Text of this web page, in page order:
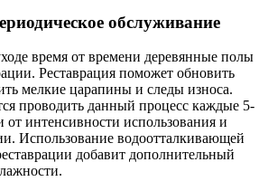
обслуживание
время от времени деревянные полы
Реставрация поможет обновить
мелкие царапины и следы износа.
проводить данный процесс каждые 5-
от интенсивности использования и
Использование водоотталкивающей
добавит дополнительный